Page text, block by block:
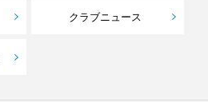
クラブニュース